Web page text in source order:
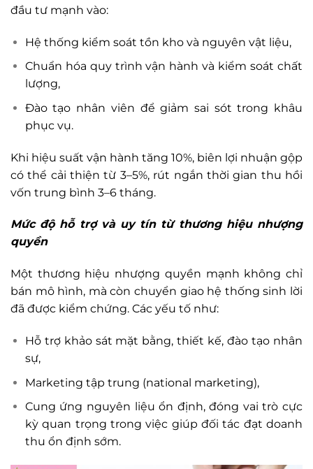
đầu tư mạnh vào:
Hệ thống kiểm soát tồn kho và nguyên vật liệu,
Chuẩn hóa quy trình vận hành và kiểm soát chất
lượng,
Đào tạo nhân viên để giảm sai sót trong khâu
phục vụ.
Khi hiệu suất vận hành tăng 10%, biên lợi nhuận gộp
có thể cải thiện từ 3–5%, rút ngắn thời gian thu hồi
vốn trung bình 3–6 tháng.
Mức độ hỗ trợ và uy tín từ thương hiệu nhượng
quyền
Một thương hiệu nhượng quyền mạnh không chỉ
bán mô hình, mà còn chuyển giao hệ thống sinh lời
đã được kiểm chứng. Các yếu tố như:
Hỗ trợ khảo sát mặt bằng, thiết kế, đào tạo nhân
sự,
Marketing tập trung (national marketing),
Cung ứng nguyên liệu ổn định, đóng vai trò cực
kỳ quan trọng trong việc giúp đối tác đạt doanh
thu ổn định sớm.